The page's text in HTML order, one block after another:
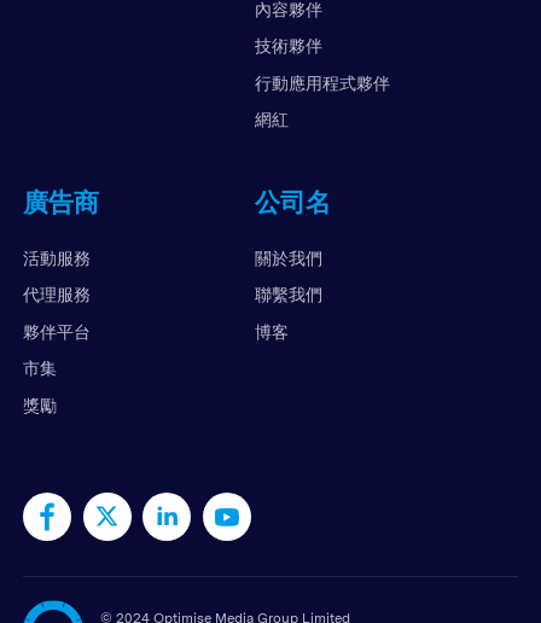
內容夥伴
技術夥伴
行動應用程式夥伴
網紅
廣告商
活動服務
代理服務
夥伴平台
市集
獎勵
公司名
關於我們
聯繫我們
博客
© 2024 Optimise Media Group Limited